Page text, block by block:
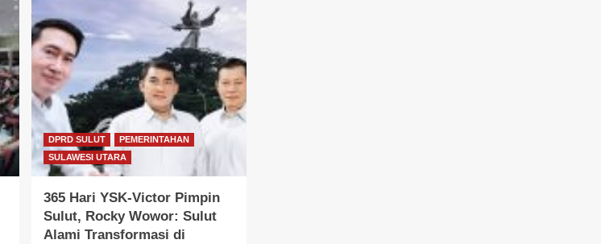
DPRD SULUT
PEMERINTAHAN
SULAWESI UTARA
365 Hari YSK-Victor Pimpin
Sulut, Rocky Wowor: Sulut
Alami Transformasi di